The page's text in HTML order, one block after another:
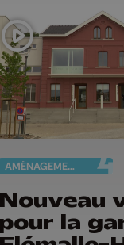
AMÉNAGEMENT DU TERRITOIRE
Nouveau
pour la